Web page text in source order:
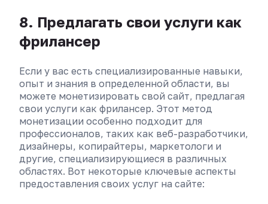
8. Предлагать свои услуги как
фрилансер
Если у вас есть специализированные навыки,
опыт и знания в определенной области, вы
можете монетизировать свой сайт, предлагая
свои услуги как фрилансер. Этот метод
монетизации особенно подходит для
профессионалов, таких как веб-разработчики,
дизайнеры, копирайтеры, маркетологи и
другие, специализирующиеся в различных
областях. Вот некоторые ключевые аспекты
предоставления своих услуг на сайте: